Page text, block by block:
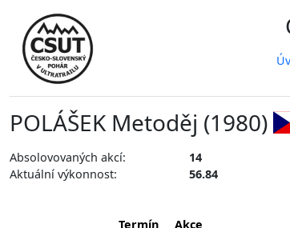
POLÁŠEK Metoděj (1980)
Absolovovaných akcí: 14
Aktuální výkonnost:
56.84
Termín Akce